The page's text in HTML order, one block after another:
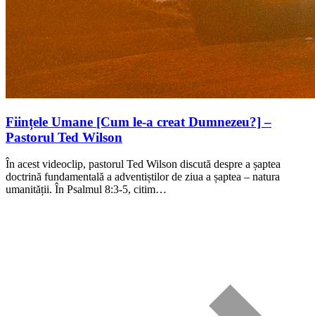
Ființele Umane [Cum le-a creat Dumnezeu?] –
Pastorul Ted Wilson
În acest videoclip, pastorul Ted Wilson discută despre a șaptea
doctrină fundamentală a adventiștilor de ziua a șaptea – natura
umanității. În Psalmul 8:3-5, citim…